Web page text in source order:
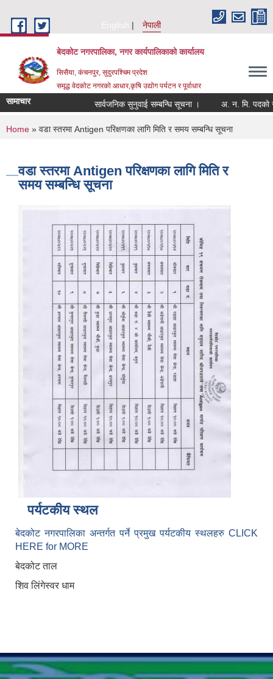
English
नेपाली
बेदकोट नगरपालिका, नगर कार्यपालिकाको कार्यालय
सिसैया, कंचनपुर, सुदुरपश्चिम प्रदेश
समृद्ध वेदकोट नगरको आधार,कृषि उद्योग पर्यटन र पूर्वाधार
सामाचार सार्वजनिक सुनुवाई सम्बन्धि सूचना ।
You are here
Home » वडा स्तरमा Antigen परिक्षणका लागि मिति र समय सम्बन्धि सूचना
वडा स्तरमा Antigen परिक्षणका लागि मिति र
समय सम्बन्धि सूचना
पर्यटकीय स्थल
बेदकोट नगरपालिका अन्तर्गत पर्ने प्रमुख पर्यटकीय स्थलहरु CLICK
HERE for MORE
बेदकोट ताल
शिव लिंगेस्वर धाम